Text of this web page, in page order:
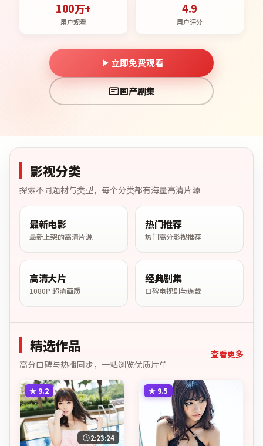
100万+
用户观看
4.9
用户评分
立即免费观看
国产剧集
影视分类
探索不同题材与类型，每个分类都有海量高清片源
最新电影
最新上架的高清片源
热门推荐
热门高分影视推荐
高清大片
1080P 超清画质
经典剧集
口碑电视剧与连载
精选作品
高分口碑与热播同步，一站浏览优质片单
查看更多
★ 9.2
2:23:24
★ 9.5